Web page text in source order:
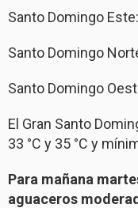
Santo Domingo
Santo Domingo
Santo Domingo
El Gran Santo
33 °C y 35 °C y
Para mañana
aguaceros